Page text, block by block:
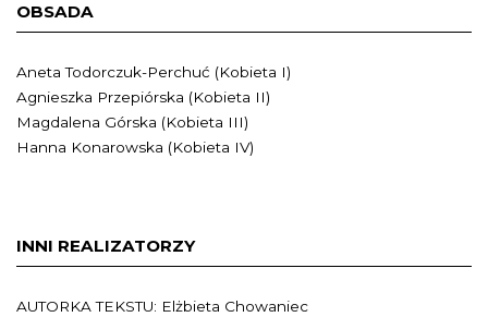
OBSADA
Aneta Todorczuk-Perchuć (Kobieta I)
Agnieszka Przepiórska (Kobieta II)
Magdalena Górska (Kobieta III)
Hanna Konarowska (Kobieta IV)
INNI REALIZATORZY
AUTORKA TEKSTU: Elżbieta Chowaniec